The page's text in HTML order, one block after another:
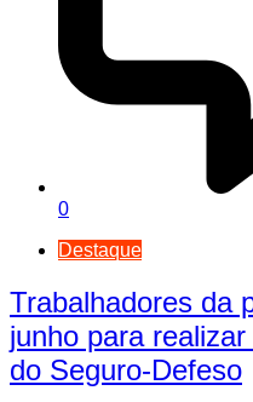
0
Destaque
Trabalhadores da
junho para
do Seguro-Defeso